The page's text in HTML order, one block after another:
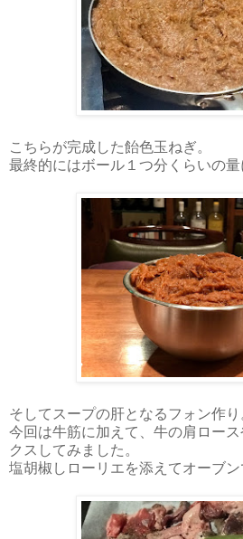
こちらが完成した飴色玉ねぎ。
最終的にはボール１つ分くらいの量
そしてスープの肝となるフォン作り
今回は牛筋に加えて、牛の肩ロー
クスしてみました。
塩胡椒しローリエを添えてオーブン